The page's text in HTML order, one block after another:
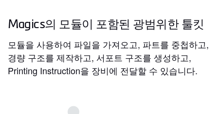
Magics의 모듈이 포함된 광범위한 툴킷
모듈을 사용하여 파일을 가져오고, 파트를 중첩하고,
경량 구조를 제작하고, 서포트 구조를 생성하고,
Printing Instruction을 장비에 전달할 수 있습니다.